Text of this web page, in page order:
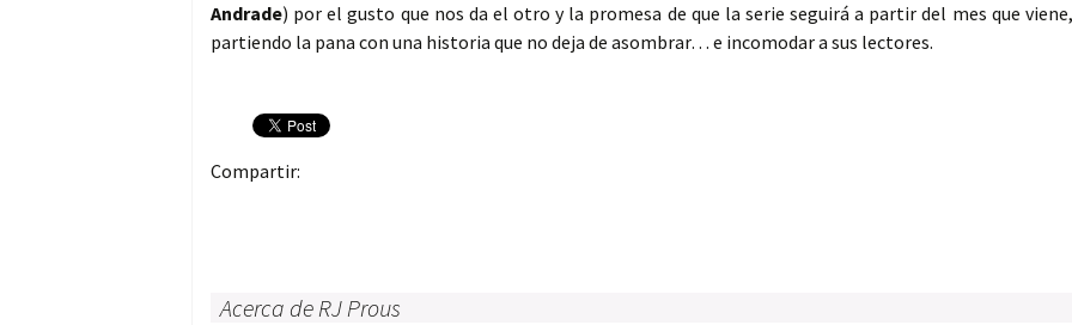
Andrade) por el gusto que nos da el otro y la promesa de que la serie seguirá a partir del mes que viene,
partiendo la pana con una historia que no deja de asombrar… e incomodar a sus lectores.
Compartir:
Acerca de RJ Prous